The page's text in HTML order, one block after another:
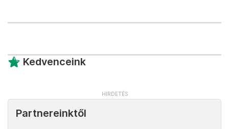
Kedvenceink
Partnereinktől